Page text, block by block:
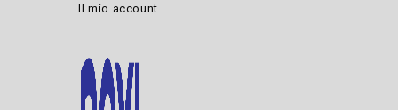
Il mio account